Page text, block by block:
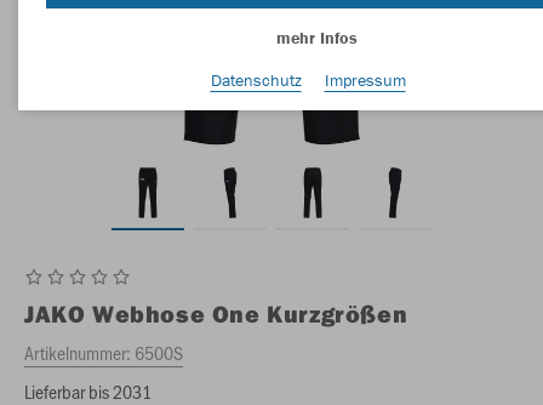
JAKO Webhose One Kurzgrößen
Artikelnummer: 6500S
Lieferbar bis 2031
mehr Infos
Datenschutz
Impressum